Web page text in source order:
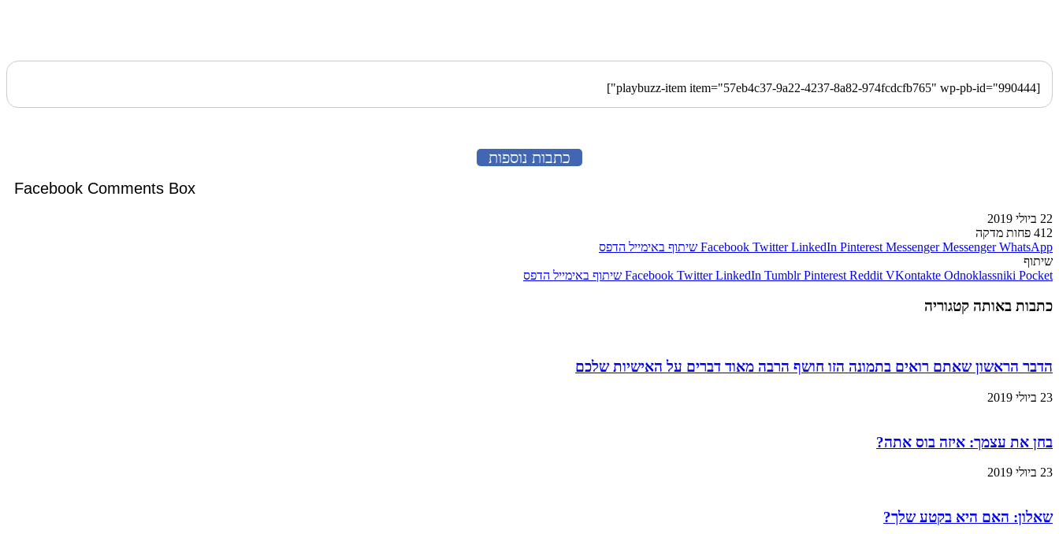
[playbuzz-item item="57eb4c37-9a22-4237-8a82-974fcdcfb765" wp-pb-id="990444"]
כתבות נוספות
Facebook Comments Box
22 ביולי 2019
412 פחות מדקה
Facebook Twitter LinkedIn Pinterest Messenger Messenger WhatsApp שיתוף באימייל הדפס
שיתוף
Facebook Twitter LinkedIn Tumblr Pinterest Reddit VKontakte Odnoklassniki Pocket שיתוף באימייל הדפס
כתבות באותה קטגוריה
הדבר הראשון שאתם רואים בתמונה הזו חושף הרבה מאוד דברים על האישיות שלכם
23 ביולי 2019
בחן את עצמך: איזה בוס אתה?
23 ביולי 2019
שאלון: האם היא בקטע שלך?